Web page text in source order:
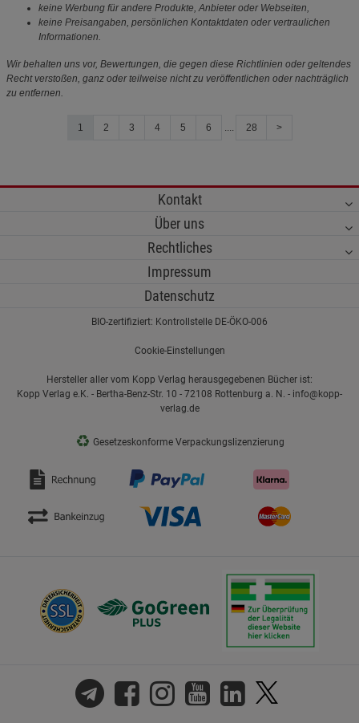
keine Werbung für andere Produkte, Anbieter oder Webseiten,
keine Preisangaben, persönlichen Kontaktdaten oder vertraulichen
Informationen.
Wir behalten uns vor, Bewertungen, die gegen diese Richtlinien oder geltendes
Recht verstoßen, ganz oder teilweise nicht zu veröffentlichen oder nachträglich
zu entfernen.
1 2 3 4 5 6 28 >
Kontakt
Über uns
Rechtliches
Impressum
Datenschutz
BIO-zertifiziert: Kontrollstelle DE-ÖKO-006
Cookie-Einstellungen
Hersteller aller vom Kopp Verlag herausgegebenen Bücher ist:
Kopp Verlag e.K. - Bertha-Benz-Str. 10 - 72108 Rottenburg a. N. - info@kopp-
verlag.de
♻ Gesetzeskonforme Verpackungslizenzierung